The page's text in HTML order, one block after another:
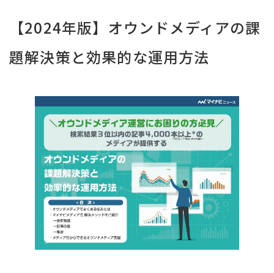
【2024年版】オウンドメディアの課
題解決策と効果的な運用方法